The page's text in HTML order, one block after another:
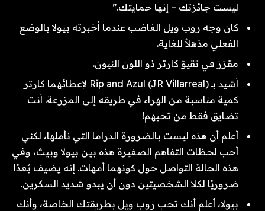
ليست جائزتك – إنها حمايتك.”
كان وجه روب ويل الغاضب عندما أخبرته بيولا بالوضع
الفعلي مذهلاً للغاية.
مقزز في تقيؤ كارتر ذو اللون النيون.
أشيد بـ Rip and Azul (JR Villarreal) لإعطائهما كارتر
كمية مناسبة من الهراء في طريقه إلى المزرعة. أنت
تضايق فقط من تحبهم!
أعلم أن هذه ليست بالضرورة الدراما التي نأملها، لكني
أحب لحظات التفاهم الصغيرة هذه بين بيولا وبيث، وفي
هذه الحالة التواصل حول كونهما أمهات. إنه يضيف بُعدًا
ضروريًا لكلا الشخصيتين دون أن يبدو شديد السكرين.
بيولا، أعلم أنك تحب روب ويل بطريقتك الخاصة، وأنك